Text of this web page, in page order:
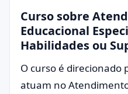
Curso sobre
Educacional
Habilidades ou
O curso é direcionado
atuam no